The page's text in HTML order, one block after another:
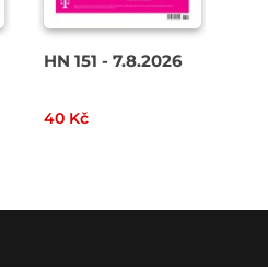
HN 151 - 7.8.2026
40 Kč